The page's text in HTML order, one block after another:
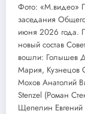
Фото: «М.видео»
заседания
июня 2026 года.
новый состав
вошли: Голышев
Мария, Кузнецов
Мохов Анатолий
Stenzel (Роман
Щепелин